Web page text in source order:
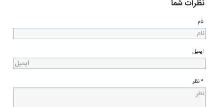
نظرات شما